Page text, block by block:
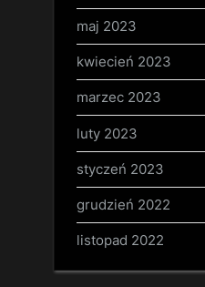
maj 2023
kwiecień 2023
marzec 2023
luty 2023
styczeń 2023
grudzień 2022
listopad 2022